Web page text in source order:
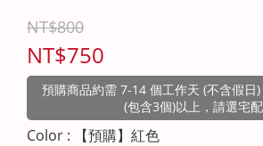
NT$800
NT$750
預購商品約需 7-14 個工作天 (不含假
(包含3個)以上，請選宅配
Color : 【預購】紅色